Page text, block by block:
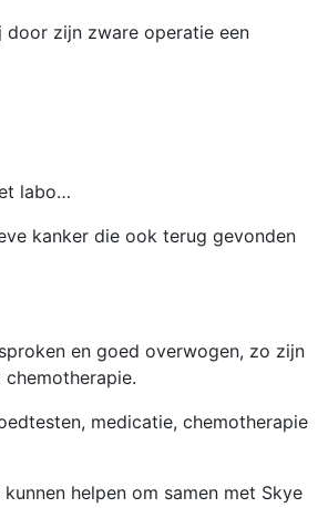
zijn zware operatie een
labo…
kanker die ook terug gevonden
en goed overwogen, zo zijn
medicatie, chemotherapie
helpen om samen met Skye